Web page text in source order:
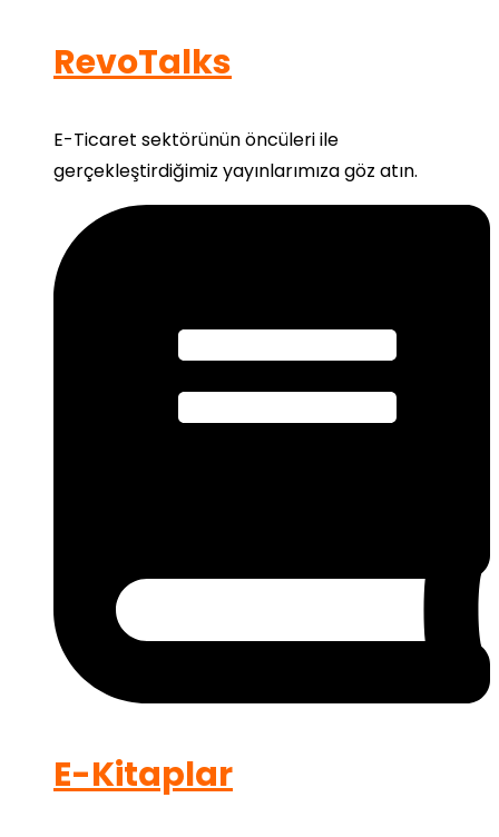
RevoTalks
E-Ticaret sektörünün öncüleri ile
gerçekleştirdiğimiz yayınlarımıza göz atın.
E-Kitaplar